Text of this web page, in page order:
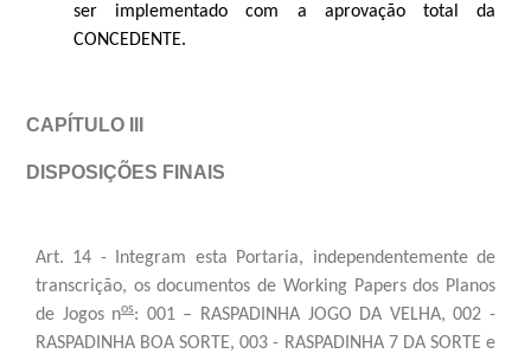
ser implementado com a aprovação total da
CONCEDENTE.
CAPÍTULO III
DISPOSIÇÕES FINAIS
Art. 14 - Integram esta Portaria, independentemente de
transcrição, os documentos de Working Papers dos Planos
de Jogos nos: 001 – RASPADINHA JOGO DA VELHA, 002 -
RASPADINHA BOA SORTE, 003 - RASPADINHA 7 DA SORTE e